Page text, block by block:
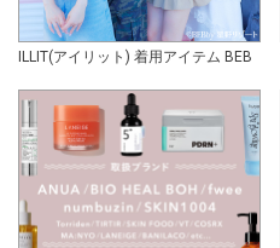
ILLIT(アイリット) 着用アイテム BEB